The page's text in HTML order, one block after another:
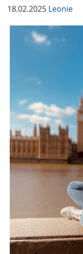
18.02.2025 Leonie